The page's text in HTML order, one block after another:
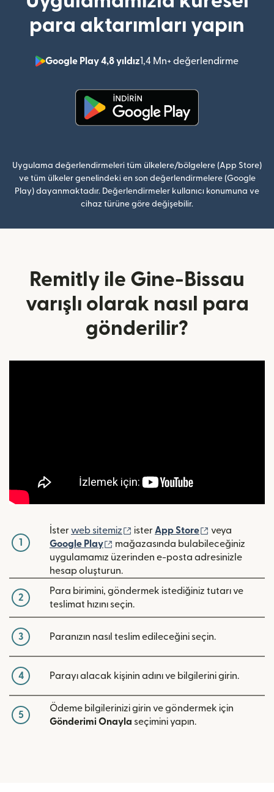
para aktarımları yapın
Google Play 4,8 yıldız1,4 Mn+ değerlendirme
Uygulama değerlendirmeleri tüm ülkelere/bölgelere (App Store)
ve tüm ülkeler genelindeki en son değerlendirmelere (Google
Play) dayanmaktadır. Değerlendirmeler kullanıcı konumuna ve
cihaz türüne göre değişebilir.
Remitly ile Gine-Bissau
varışlı olarak nasıl para
gönderilir?
1
İsterweb sitemiz (yeni pencerede açılır)
isterApp Store (yeni
veya
Google Play
(yeni pencerede açılır)
mağazasında bulabileceğiniz
uygulamamız üzerinden e-posta adresinizle
hesap oluşturun.
2
Para birimini, göndermek istediğiniz tutarı ve
teslimat hızını seçin.
3 Paranızın nasıl teslim edileceğini seçin.
4 Parayı alacak kişinin adını ve bilgilerini girin.
5
Ödeme bilgilerinizi girin ve göndermek için
Gönderimi Onayla seçimini yapın.